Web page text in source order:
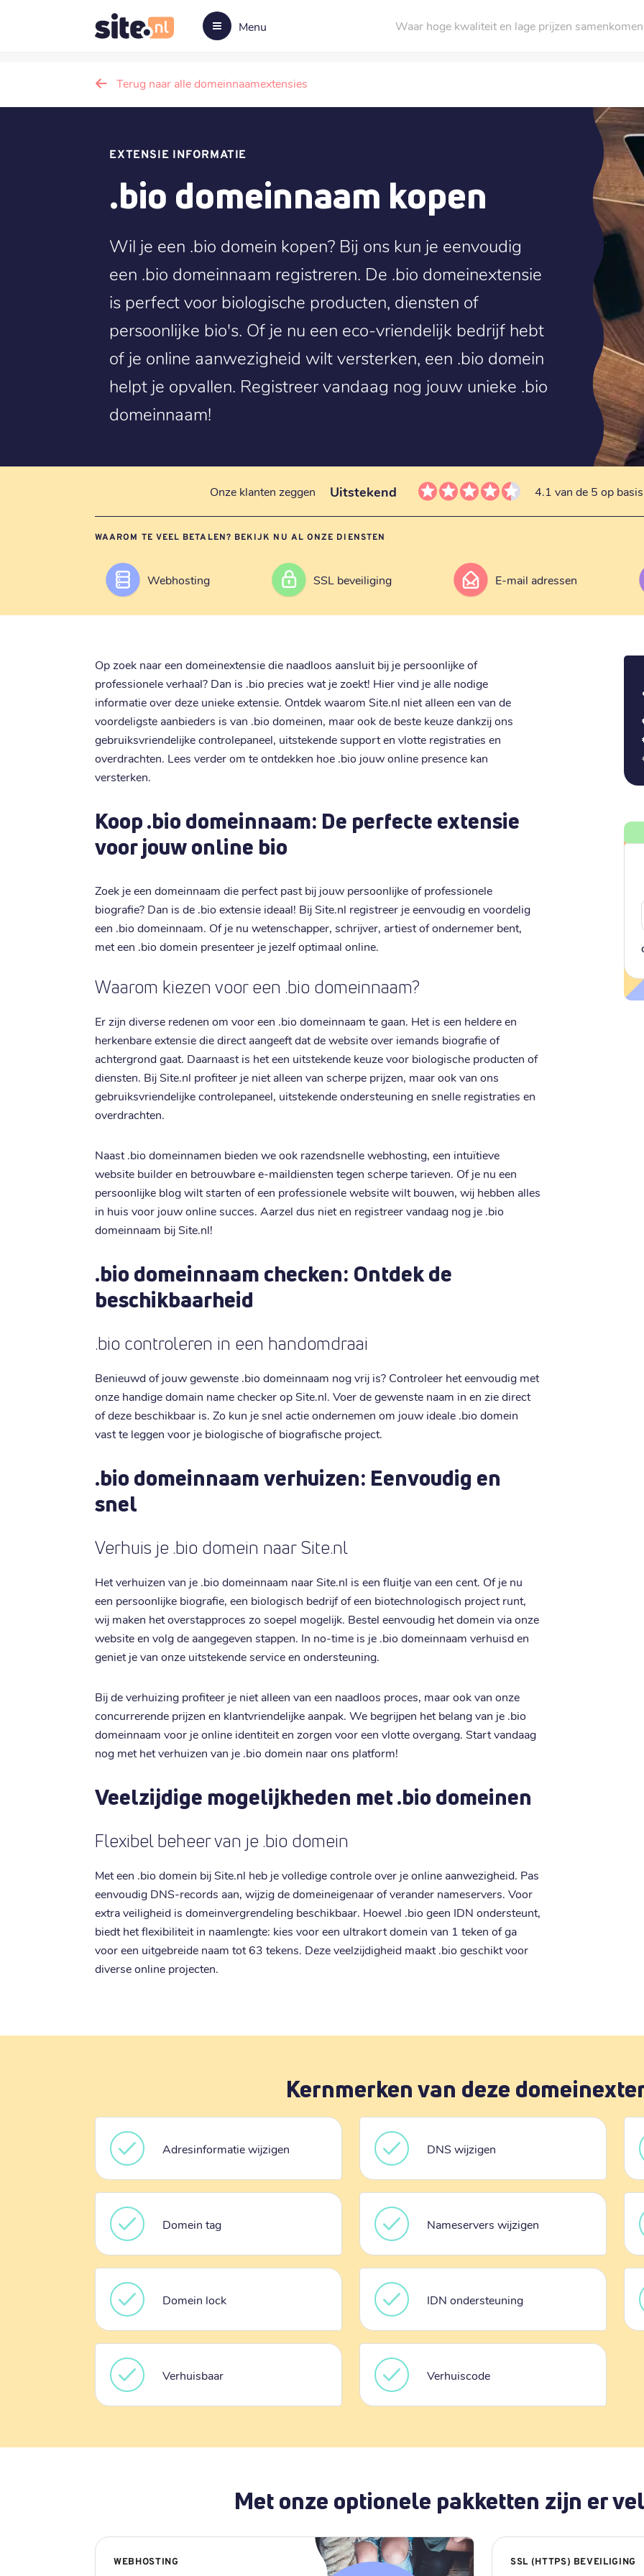
Menu Waar hoge kwaliteit en lage prijzen samenkomen
Terug naar alle domeinnaamextensies
EXTENSIE INFORMATIE
.bio domeinnaam kopen
Wil je een .bio domein kopen? Bij ons kun je eenvoudig
een .bio domeinnaam registreren. De .bio domeinextensie
is perfect voor biologische producten, diensten of
persoonlijke bio's. Of je nu een eco-vriendelijk bedrijf hebt
of je online aanwezigheid wilt versterken, een .bio domein
helpt je opvallen. Registreer vandaag nog jouw unieke .bio
domeinnaam!
Onze klanten zeggen Uitstekend 4.1 van de 5 op
WAAROM TE VEEL BETALEN? BEKIJK NU AL ONZE DIENSTEN
Webhosting SSL beveiliging E-mail adressen
Op zoek naar een domeinextensie die naadloos aansluit bij je persoonlijke of
professionele verhaal? Dan is .bio precies wat je zoekt! Hier vind je alle nodige
informatie over deze unieke extensie. Ontdek waarom Site.nl niet alleen een van de
voordeligste aanbieders is van .bio domeinen, maar ook de beste keuze dankzij ons
gebruiksvriendelijke controlepaneel, uitstekende support en vlotte registraties en
overdrachten. Lees verder om te ontdekken hoe .bio jouw online presence kan
versterken.
Koop .bio domeinnaam: De perfecte extensie
voor jouw online bio
Zoek je een domeinnaam die perfect past bij jouw persoonlijke of professionele
biografie? Dan is de .bio extensie ideaal! Bij Site.nl registreer je eenvoudig en voordelig
een .bio domeinnaam. Of je nu wetenschapper, schrijver, artiest of ondernemer bent,
met een .bio domein presenteer je jezelf optimaal online.
Waarom kiezen voor een .bio domeinnaam?
Er zijn diverse redenen om voor een .bio domeinnaam te gaan. Het is een heldere en
herkenbare extensie die direct aangeeft dat de website over iemands biografie of
achtergrond gaat. Daarnaast is het een uitstekende keuze voor biologische producten of
diensten. Bij Site.nl profiteer je niet alleen van scherpe prijzen, maar ook van ons
gebruiksvriendelijke controlepaneel, uitstekende ondersteuning en snelle registraties en
overdrachten.
Naast .bio domeinnamen bieden we ook razendsnelle webhosting, een intuïtieve
website builder en betrouwbare e-maildiensten tegen scherpe tarieven. Of je nu een
persoonlijke blog wilt starten of een professionele website wilt bouwen, wij hebben alles
in huis voor jouw online succes. Aarzel dus niet en registreer vandaag nog je .bio
domeinnaam bij Site.nl!
.bio domeinnaam checken: Ontdek de
beschikbaarheid
.bio controleren in een handomdraai
Benieuwd of jouw gewenste .bio domeinnaam nog vrij is? Controleer het eenvoudig met
onze handige domain name checker op Site.nl. Voer de gewenste naam in en zie direct
of deze beschikbaar is. Zo kun je snel actie ondernemen om jouw ideale .bio domein
vast te leggen voor je biologische of biografische project.
.bio domeinnaam verhuizen: Eenvoudig en
snel
Verhuis je .bio domein naar Site.nl
Het verhuizen van je .bio domeinnaam naar Site.nl is een fluitje van een cent. Of je nu
een persoonlijke biografie, een biologisch bedrijf of een biotechnologisch project runt,
wij maken het overstapproces zo soepel mogelijk. Bestel eenvoudig het domein via onze
website en volg de aangegeven stappen. In no-time is je .bio domeinnaam verhuisd en
geniet je van onze uitstekende service en ondersteuning.
Bij de verhuizing profiteer je niet alleen van een naadloos proces, maar ook van onze
concurrerende prijzen en klantvriendelijke aanpak. We begrijpen het belang van je .bio
domeinnaam voor je online identiteit en zorgen voor een vlotte overgang. Start vandaag
nog met het verhuizen van je .bio domein naar ons platform!
Veelzijdige mogelijkheden met .bio domeinen
Flexibel beheer van je .bio domein
Met een .bio domein bij Site.nl heb je volledige controle over je online aanwezigheid. Pas
eenvoudig DNS-records aan, wijzig de domeineigenaar of verander nameservers. Voor
extra veiligheid is domeinvergrendeling beschikbaar. Hoewel .bio geen IDN ondersteunt,
biedt het flexibiliteit in naamlengte: kies voor een ultrakort domein van 1 teken of ga
voor een uitgebreide naam tot 63 tekens. Deze veelzijdigheid maakt .bio geschikt voor
diverse online projecten.
Kernmerken van deze
Adresinformatie wijzigen DNS wijzigen
Domein tag Nameservers wijzigen
Domein lock IDN ondersteuning
Verhuisbaar Verhuiscode
Met onze optionele pakketten zijn er
WEBHOSTING SSL (HTTPS) BEVEILIGING